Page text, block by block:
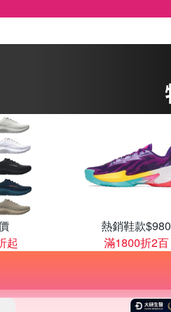
起
熱銷鞋款$980
滿1800折2百